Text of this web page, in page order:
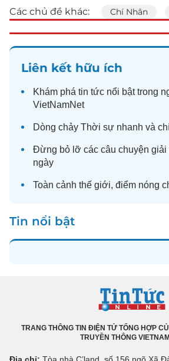
Các chủ đề khác: Chí Nhân
Liên kết hữu ích
Khám phá tin tức nổi bật trong
VietNamNet
Dòng chảy Thời sự nhanh và
Đừng bỏ lỡ các câu chuyện giải
ngày
Toàn cảnh thế giới, điểm nóng
Tin nổi bật
TRANG THÔNG TIN ĐIỆN TỬ TỔNG HỢP
TRUYỀN THÔNG